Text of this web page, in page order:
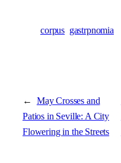
corpus gastrpnomia
← May Crosses and
Patios in Seville: A City
Flowering in the Streets